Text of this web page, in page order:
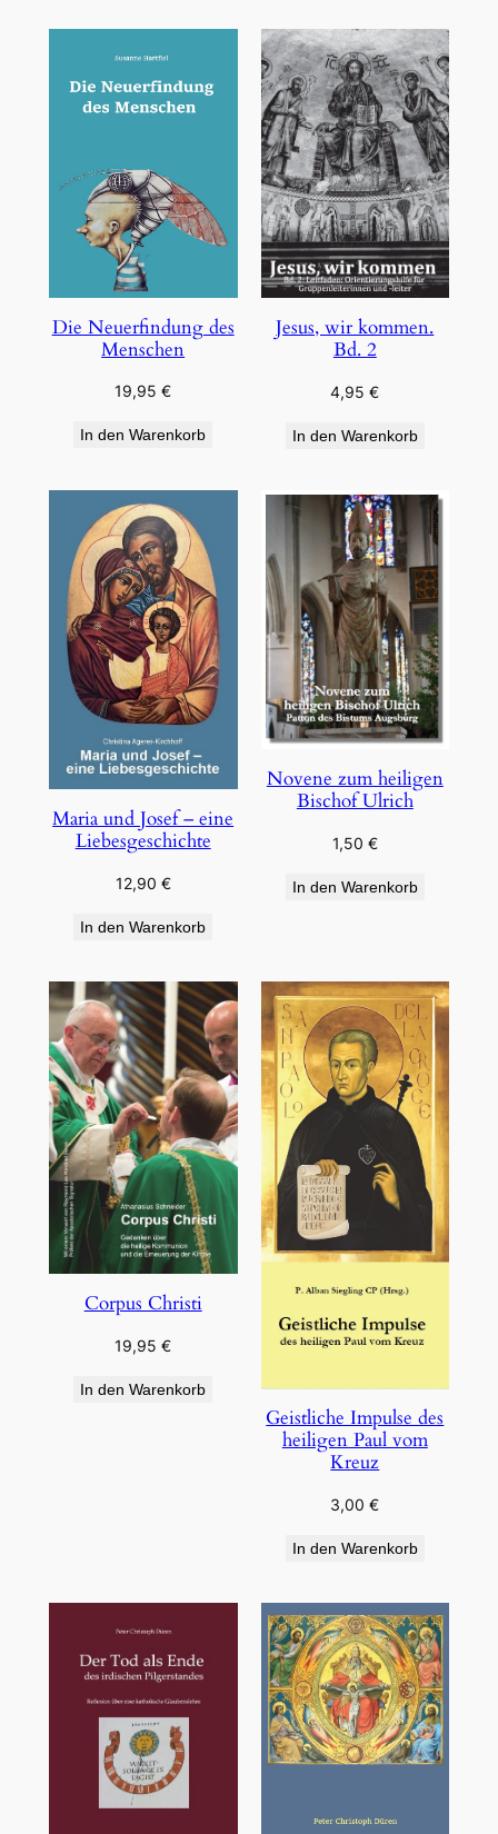
Die Neuerfindung des
Menschen
19,95€
In den Warenkorb
Jesus, wir kommen.
Bd. 2
4,95€
In den Warenkorb
Maria und Josef – eine
Liebesgeschichte
12,90 €
In den Warenkorb
Novene zum heiligen
Bischof Ulrich
1,50 €
In den Warenkorb
Corpus Christi
19,95€
In den Warenkorb
Geistliche Impulse des
heiligen Paul vom
Kreuz
3,00€
In den Warenkorb